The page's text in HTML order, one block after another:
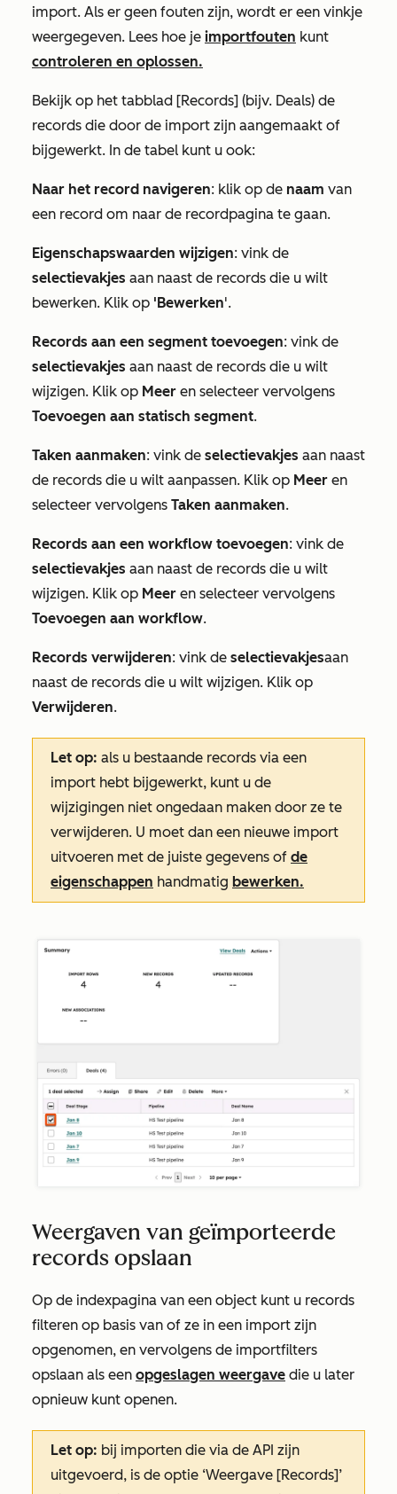
import. Als er geen fouten zijn, wordt er een vinkje
weergegeven. Lees hoe je importfouten kunt
controleren en oplossen.
Bekijk op het tabblad [Records] (bijv. Deals) de
records die door de import zijn aangemaakt of
bijgewerkt. In de tabel kunt u ook:
Naar het record navigeren: klik op de naam van
een record om naar de recordpagina te gaan.
Eigenschapswaarden wijzigen: vink de
selectievakjes aan naast de records die u wilt
bewerken. Klik op 'Bewerken'.
Records aan een segment toevoegen: vink de
selectievakjes aan naast de records die u wilt
wijzigen. Klik op Meer en selecteer vervolgens
Toevoegen aan statisch segment.
Taken aanmaken: vink de selectievakjes aan naast
de records die u wilt aanpassen. Klik op Meer en
selecteer vervolgens Taken aanmaken.
Records aan een workflow toevoegen: vink de
selectievakjes aan naast de records die u wilt
wijzigen. Klik op Meer en selecteer vervolgens
Toevoegen aan workflow.
Records verwijderen: vink de selectievakjesaan
naast de records die u wilt wijzigen. Klik op
Verwijderen.
Let op: als u bestaande records via een
import hebt bijgewerkt, kunt u de
wijzigingen niet ongedaan maken door ze te
verwijderen. U moet dan een nieuwe import
uitvoeren met de juiste gegevens of de
eigenschappen handmatig bewerken.
Weergaven van geïmporteerde
records opslaan
Op de indexpagina van een object kunt u records
filteren op basis van of ze in een import zijn
opgenomen, en vervolgens de importfilters
opslaan als een opgeslagen weergave die u later
opnieuw kunt openen.
Let op: bij importen die via de API zijn
uitgevoerd, is de optie ‘Weergave [Records]’